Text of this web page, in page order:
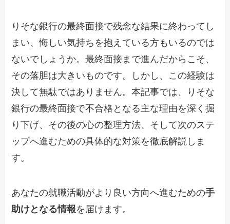
りそな銀行の最終面接で残念な結果に終わってし
まい、悔しい気持ちを抱えている方もいるのでは
ないでしょうか。最終面接まで進んだからこそ、
その落胆は大きいものです。しかし、この経験は
決して無駄ではありません。本記事では、りそな
銀行の最終面接で不合格となる主な理由を深く掘
り下げ、その後の心の整理方法、そして次のステ
ップへ進むための具体的な対策を徹底解説しま
す。
あなたの就職活動がより良い方向へ進むための手
助けとなる情報を届けます。